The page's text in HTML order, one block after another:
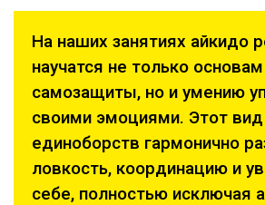
На наших занятиях айкидо
научатся не только
самозащиты, но и умению
своими эмоциями. Этот вид
единоборств гармонично
ловкость, координацию и
себе, полностью исключая